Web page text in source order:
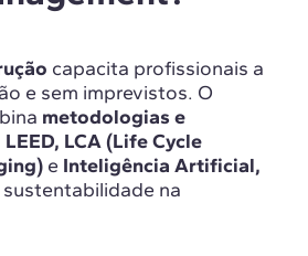
capacita profissionais a
e sem imprevistos. O
metodologias e
LEED, LCA (Life Cycle
e Inteligência Artificial,
na